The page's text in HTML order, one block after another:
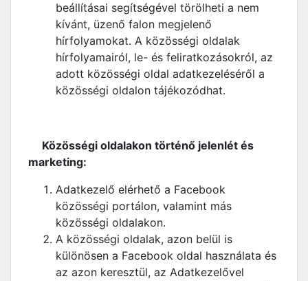
beállításai segítségével törölheti a nem
kívánt, üzenő falon megjelenő
hírfolyamokat. A közösségi oldalak
hírfolyamairól, le- és feliratkozásokról, az
adott közösségi oldal adatkezeléséről a
közösségi oldalon tájékozódhat.
Közösségi oldalakon történő jelenlét és
marketing:
Adatkezelő elérhető a Facebook
közösségi portálon, valamint más
közösségi oldalakon.
A közösségi oldalak, azon belül is
különösen a Facebook oldal használata és
az azon keresztül, az Adatkezelővel